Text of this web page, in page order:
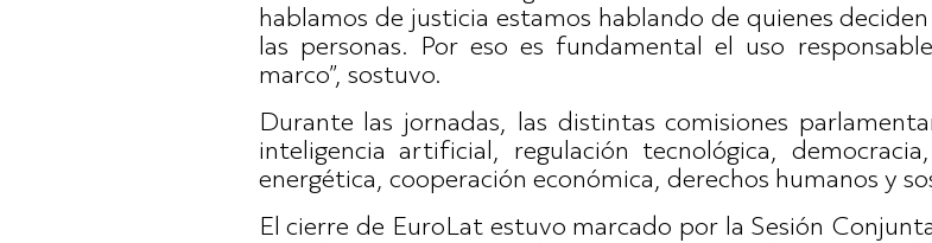
hablamos de justicia estamos hablando de quienes
las personas. Por eso es fundamental el uso
marco”, sostuvo.
Durante las jornadas, las distintas comisiones
inteligencia artificial, regulación tecnológica,
energética, cooperación económica, derechos humanos y
El cierre de EuroLat estuvo marcado por la Sesión